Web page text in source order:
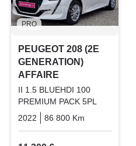
PRO
PEUGEOT 208 (2E
GENERATION)
AFFAIRE
II 1.5 BLUEHDI 100
PREMIUM PACK 5PL
2022
86 800 Km